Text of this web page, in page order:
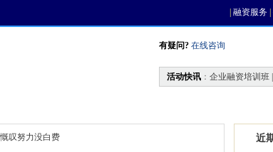
融资服务
有疑问? 在线咨询
活动快讯 ： 企业融资培训班
叹努力没白费 近